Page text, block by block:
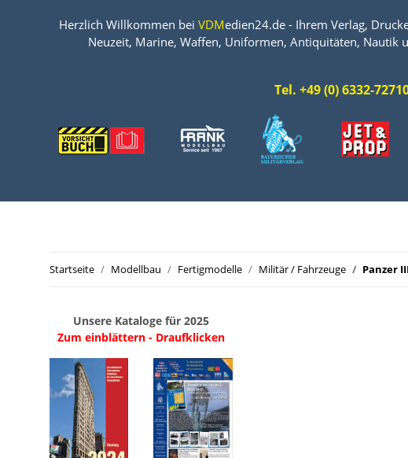
Herzlich Willkommen bei VDMedien24.de - Ihrem Verlag,
Neuzeit, Marine, Waffen, Uniformen, Antiquitäten, Nautik
Tel. +49 (0) 6332-
Startseite Modellbau Fertigmodelle Militär / Fahrzeuge Panzer
Unsere Kataloge für 2025
Zum einblättern - Draufklicken